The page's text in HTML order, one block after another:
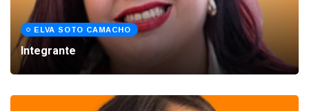
ELVA SOTO CAMACHO
Integrante